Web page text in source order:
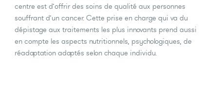
centre est d’offrir des soins de qualité aux personnes
souffrant d’un cancer. Cette prise en charge qui va du
dépistage aux traitements les plus innovants prend aussi
en compte les aspects nutritionnels, psychologiques, de
réadaptation adaptés selon chaque individu.